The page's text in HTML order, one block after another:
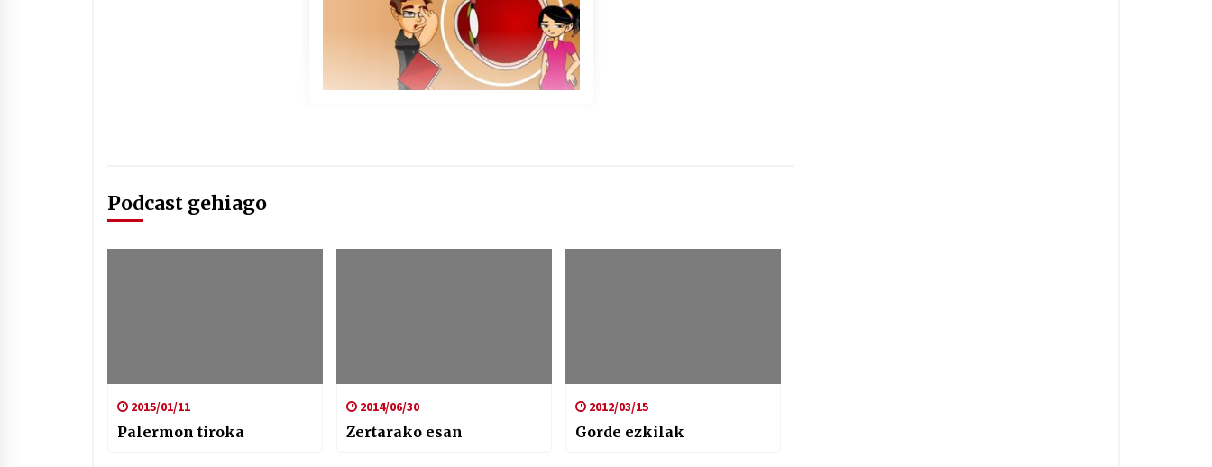
Podcast gehiago
2015/01/11
Palermon tiroka
2014/06/30
Zertarako esan
2012/03/15
Gorde ezkilak